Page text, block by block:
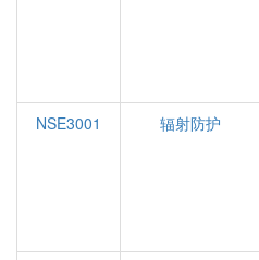
NSE3001
辐射防护